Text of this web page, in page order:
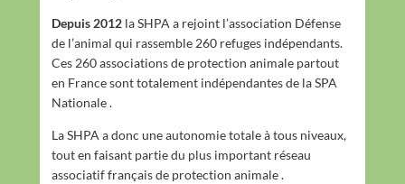
Depuis 2012 la SHPA a rejoint l’association Défense
de l’animal qui rassemble 260 refuges indépendants.
Ces 260 associations de protection animale partout
en France sont totalement indépendantes de la SPA
Nationale .
La SHPA a donc une autonomie totale à tous niveaux,
tout en faisant partie du plus important réseau
associatif français de protection animale .